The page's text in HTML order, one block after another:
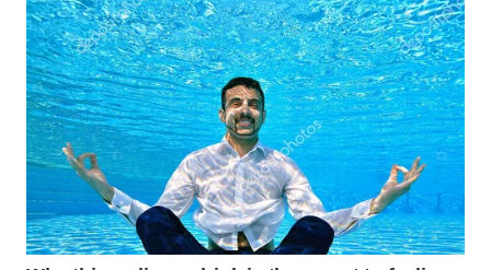
WN
SOLO
WN
BOROBUDUR
WN
MADURA